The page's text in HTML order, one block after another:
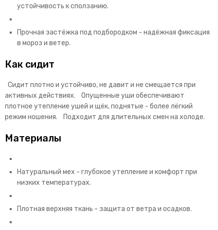
устойчивость к сползанию.
Прочная застёжка под подбородком - надёжная фиксация
в мороз и ветер.
Как сидит
Сидит плотно и устойчиво, не давит и не смещается при
активных действиях. Опущенные уши обеспечивают
плотное утепление ушей и щёк, поднятые - более лёгкий
режим ношения. Подходит для длительных смен на холоде.
Материалы
Натуральный мех - глубокое утепление и комфорт при
низких температурах.
Плотная верхняя ткань - защита от ветра и осадков.